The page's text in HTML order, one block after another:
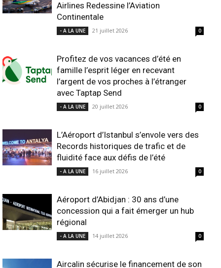
Airlines Redessine l’Aviation
Continentale
- A LA UNE 21 juillet 2026 0
Profitez de vos vacances d’été en
famille l’esprit léger en recevant
l’argent de vos proches à l’étranger
avec Taptap Send
- A LA UNE 20 juillet 2026 0
L’Aéroport d’Istanbul s’envole vers des
Records historiques de trafic et de
fluidité face aux défis de l’été
- A LA UNE 16 juillet 2026 0
Aéroport d’Abidjan : 30 ans d’une
concession qui a fait émerger un hub
régional
- A LA UNE 14 juillet 2026 0
Aircalin sécurise le financement de son